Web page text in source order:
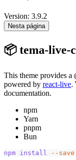
Version: 3.9.2
Nesta página
📦 tema-live-
This theme provides a
powered by react-live.
documentation.
npm
Yarn
pnpm
Bun
npm install --save